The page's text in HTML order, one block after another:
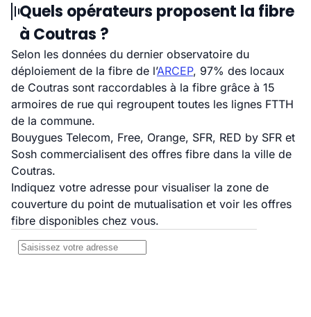
Quels opérateurs proposent la fibre
à Coutras ?
Selon les données du dernier observatoire du
déploiement de la fibre de l’ARCEP, 97% des locaux
de Coutras sont raccordables à la fibre grâce à 15
armoires de rue qui regroupent toutes les lignes FTTH
de la commune.
Bouygues Telecom, Free, Orange, SFR, RED by SFR et
Sosh commercialisent des offres fibre dans la ville de
Coutras.
Indiquez votre adresse pour visualiser la zone de
couverture du point de mutualisation et voir les offres
fibre disponibles chez vous.